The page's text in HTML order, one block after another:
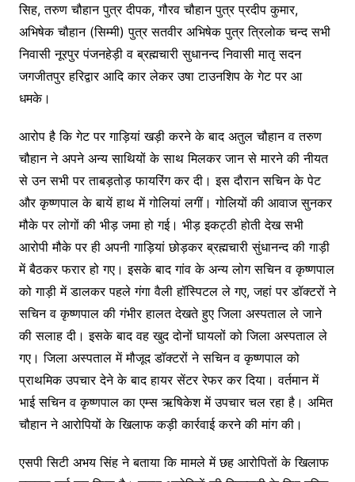
सिह, तरुण चौहान पुत्र दीपक, गौरव चौहान पुत्र प्रदीप कुमार,
अभिषेक चौहान (सिम्मी) पुत्र सतवीर अभिषेक पुत्र त्रिलोक चन्द सभी
निवासी नूरपुर पंजनहेड़ी व ब्रह्मचारी सुधानन्द निवासी मातृ सदन
जगजीतपुर हरिद्वार आदि कार लेकर उषा टाउनशिप के गेट पर आ
धमके।
आरोप है कि गेट पर गाड़ियां खड़ी करने के बाद अतुल चौहान व तरुण
चौहान ने अपने अन्य साथियों के साथ मिलकर जान से मारने की नीयत
से उन सभी पर ताबड़तोड़ फायरिंग कर दी। इस दौरान सचिन के पेट
और कृष्णपाल के बायें हाथ में गोलियां लगीं। गोलियों की आवाज सुनकर
मौके पर लोगों की भीड़ जमा हो गई। भीड़ इकट्ठी होती देख सभी
आरोपी मौके पर ही अपनी गाड़ियां छोड़कर ब्रह्मचारी सुंधानन्द की गाड़ी
में बैठकर फरार हो गए। इसके बाद गांव के अन्य लोग सचिन व कृष्णपाल
को गाड़ी में डालकर पहले गंगा वैली हॉस्पिटल ले गए, जहां पर डॉक्टरों ने
सचिन व कृष्णपाल की गंभीर हालत देखते हुए जिला अस्पताल ले जाने
की सलाह दी। इसके बाद वह खुद दोनों घायलों को जिला अस्पताल ले
गए। जिला अस्पताल में मौजूद डॉक्टरों ने सचिन व कृष्णपाल को
प्राथमिक उपचार देने के बाद हायर सेंटर रेफर कर दिया। वर्तमान में
भाई सचिन व कृष्णपाल का एम्स ऋषिकेश में उपचार चल रहा है। अमित
चौहान ने आरोपियों के खिलाफ कड़ी कार्रवाई करने की मांग की।
एसपी सिटी अभय सिंह ने बताया कि मामले में छह आरोपिताें के खिलाफ